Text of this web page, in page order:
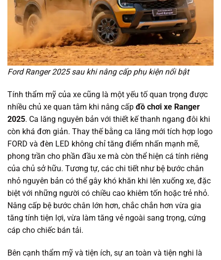
Ford Ranger 2025 sau khi nâng cấp phụ kiện nổi bật
Tính thẩm mỹ của xe cũng là một yếu tố quan trọng được
nhiều chủ xe quan tâm khi nâng cấp đồ chơi xe Ranger
2025. Ca lăng nguyên bản với thiết kế thanh ngang đôi khi
còn khá đơn giản. Thay thế bằng ca lăng mới tích hợp logo
FORD và đèn LED không chỉ tăng điểm nhấn mạnh mẽ,
phong trần cho phần đầu xe mà còn thể hiện cá tính riêng
của chủ sở hữu. Tương tự, các chi tiết như bệ bước chân
nhỏ nguyên bản có thể gây khó khăn khi lên xuống xe, đặc
biệt với những người có chiều cao khiêm tốn hoặc trẻ nhỏ.
Nâng cấp bệ bước chân lớn hơn, chắc chắn hơn vừa gia
tăng tính tiện lợi, vừa làm tăng vẻ ngoài sang trọng, cứng
cáp cho chiếc bán tải.
Bên cạnh thẩm mỹ và tiện ích, sự an toàn và tiện nghi là